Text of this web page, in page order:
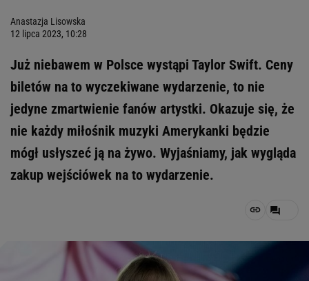
Anastazja Lisowska
12 lipca 2023, 10:28
Już niebawem w Polsce wystąpi Taylor Swift. Ceny
biletów na to wyczekiwane wydarzenie, to nie
jedyne zmartwienie fanów artystki. Okazuje się, że
nie każdy miłośnik muzyki Amerykanki będzie
mógł usłyszeć ją na żywo. Wyjaśniamy, jak wygląda
zakup wejściówek na to wydarzenie.